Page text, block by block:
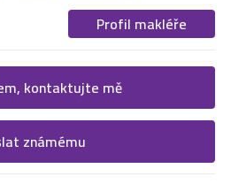
Profil makléře
Upřesněte, co by Vás zajímalo. V
kontaktujte mě
uvedený email
známému